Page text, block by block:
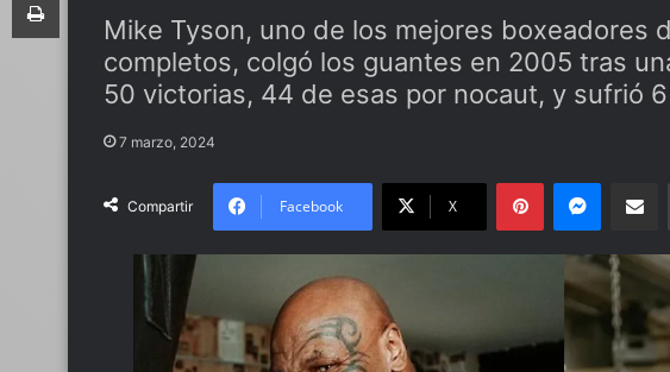
Mike Tyson, uno de los mejores boxeadores
completos, colgó los guantes en 2005 tras
50 victorias, 44 de esas por nocaut, y sufrió
7 marzo, 2024
Compartir Facebook X
Pinterest